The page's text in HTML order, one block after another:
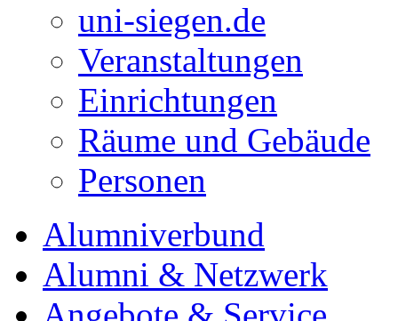
uni-siegen.de
Veranstaltungen
Einrichtungen
Räume und Gebäude
Personen
Alumniverbund
Alumni & Netzwerk